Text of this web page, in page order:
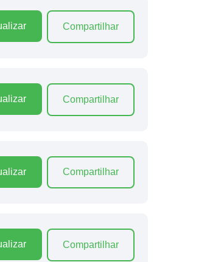
Compartilhar
Compartilhar
Compartilhar
Compartilhar